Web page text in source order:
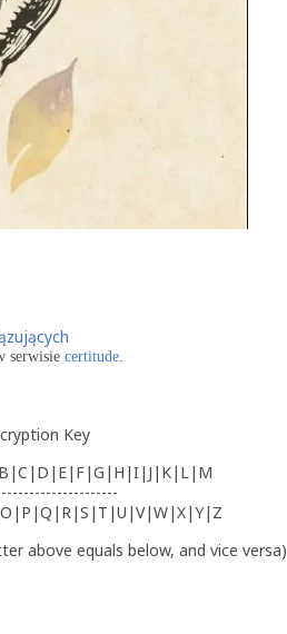
serwisie certitude.
Key
above equals below, and vice versa)